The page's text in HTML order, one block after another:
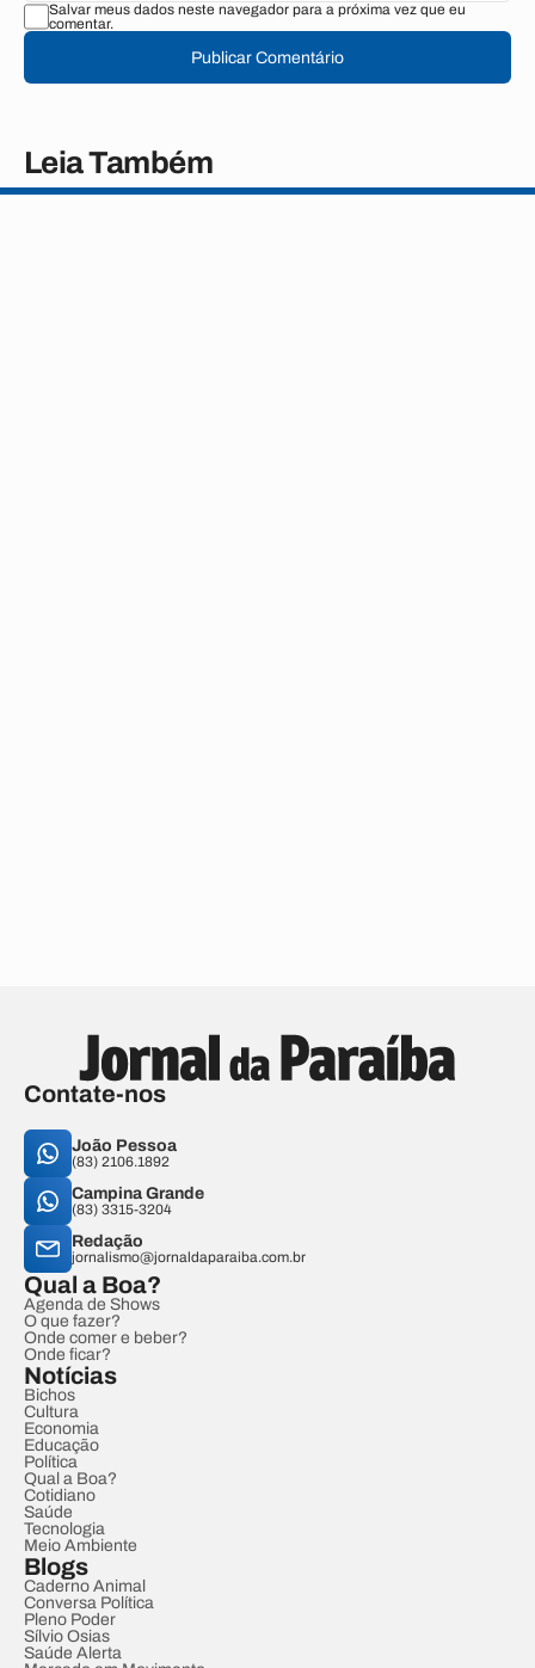
Salvar meus dados neste navegador para a próxima vez que eu
comentar.
Publicar Comentário
Leia Também
Contate-nos
João Pessoa
(83) 2106.1892
Campina Grande
(83) 3315-3204
Redação
jornalismo@jornaldaparaiba.com.br
Qual a Boa?
Agenda de Shows
O que fazer?
Onde comer e beber?
Onde ficar?
Notícias
Bichos
Cultura
Economia
Educação
Política
Qual a Boa?
Cotidiano
Saúde
Tecnologia
Meio Ambiente
Blogs
Caderno Animal
Conversa Política
Pleno Poder
Sílvio Osias
Saúde Alerta